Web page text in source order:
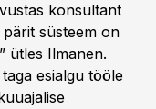
konsultant
süsteem on
ütles Ilmanen.
esialgu tööle